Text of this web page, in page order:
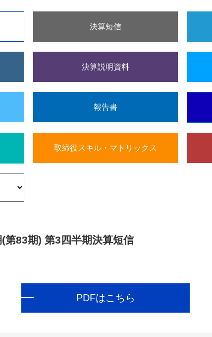
決算短信
決算説明資料
報告書
取締役スキル・マトリックス
第83期) 第3四半期決算短信
PDFはこちら